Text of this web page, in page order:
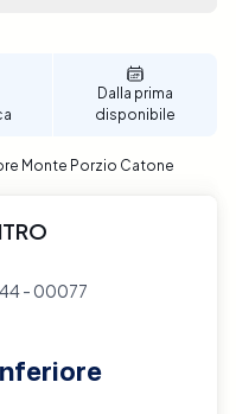
a Monte Porzio
gestire la tua salute
stress.Dalla prima
disponibile
Monte Porzio Catone
- 00077